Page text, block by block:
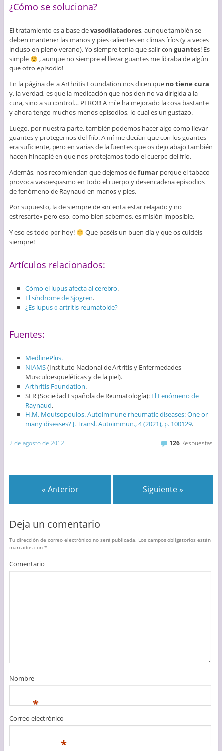
¿Cómo se soluciona?
El tratamiento es a base devasodilatadores, aunque también se
deben mantener las manos y pies calientes en climas fríos (y a veces
incluso en pleno verano). Yo siempre tenía que salir con guantes! Es
simple
, aunque no siempre el llevar guantes me libraba de algún
que otro episodio!
En la página de la Arthritis Foundation nos dicen que no tiene cura
y, la verdad, es que la medicación que nos den no va dirigida a la
cura, sino a su control… PERO!!! A mí e ha mejorado la cosa bastante
y ahora tengo muchos menos episodios, lo cual es un gustazo.
Luego, por nuestra parte, también podemos hacer algo como llevar
guantes y protegernos del frío. A mí me decían que con los guantes
era suficiente, pero en varias de la fuentes que os dejo abajo también
hacen hincapié en que nos protejamos todo el cuerpo del frío.
Además, nos recomiendan que dejemos defumarporque el tabaco
provoca vasoespasmo en todo el cuerpo y desencadena episodios
de fenómeno de Raynaud en manos y pies.
Por supuesto, la de siempre de «intenta estar relajado y no
estresarte» pero eso, como bien sabemos, es misión imposible.
Y eso es todo por hoy!
Que paséis un buen día y que os cuidéis
siempre!
Artículos relacionados:
Cómo el lupus afecta al cerebro.
El síndrome de Sjögren.
¿Es lupus o artritis reumatoide?
Fuentes:
MedlinePlus.
NIAMS(Instituto Nacional de Artritis y Enfermedades
Musculoesqueléticas y de la piel).
Arthritis Foundation.
SER (Sociedad Española de Reumatología): El Fenómeno de
Raynaud.
H.M. Moutsopoulos. Autoimmune rheumatic diseases: One or
many diseases? J. Transl. Autoimmun., 4 (2021), p. 100129.
2 de agosto de 2012 126 Respuestas
« Anterior Siguiente »
Deja un comentario
Tu dirección de correo electrónico no será publicada. Los campos obligatorios están
marcados con *
Comentario
Nombre
*
Correo electrónico
*